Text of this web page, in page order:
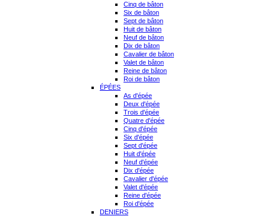
Cinq de bâton
Six de bâton
Sept de bâton
Huit de bâton
Neuf de bâton
Dix de bâton
Cavalier de bâton
Valet de bâton
Reine de bâton
Roi de bâton
ÉPÉES
As d'épée
Deux d'épée
Trois d'épée
Quatre d'épée
Cinq d'épée
Six d'épée
Sept d'épée
Huit d'épée
Neuf d'épée
Dix d'épée
Cavalier d'épée
Valet d'épée
Reine d'épée
Roi d'épée
DENIERS